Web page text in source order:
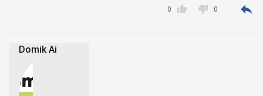

0  0 
Domik Ai